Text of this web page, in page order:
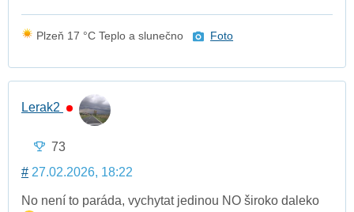
Plzeň 17 °C Teplo a slunečno Foto
Lerak2
73
# 27.02.2026, 18:22
No není to paráda, vychytat jedinou NO široko daleko